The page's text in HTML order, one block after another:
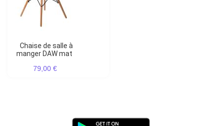
Chaise de salle à
manger DAW mat
79,00 €